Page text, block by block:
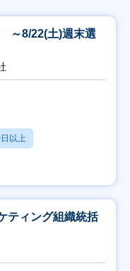
～8/22(土)週末選
以上
ティング組織統括